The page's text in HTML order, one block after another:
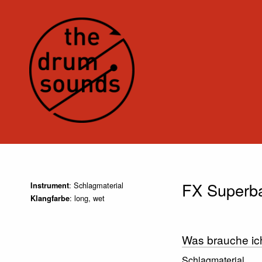
FX
Instrument: Schlagmaterial
Klangfarbe: long, wet
Was brauche